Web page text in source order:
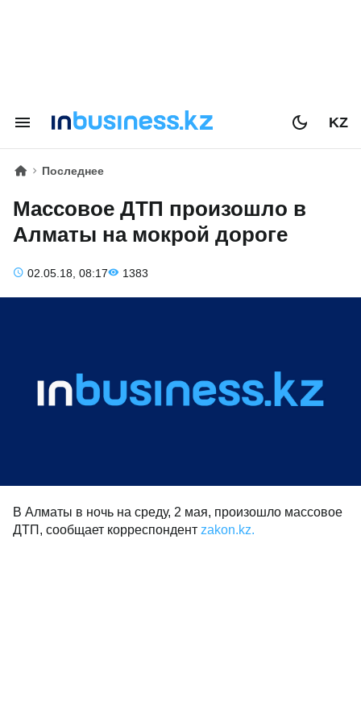
KZ
Последнее
Массовое ДТП произошло в
Алматы на мокрой дороге
02.05.18, 08:17 1383
В Алматы в ночь на среду, 2 мая, произошло массовое
ДТП, сообщает корреспондент zakon.kz.